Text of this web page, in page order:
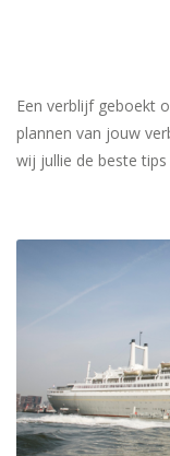
Een verblijf geboekt
plannen van jouw
wij jullie de beste